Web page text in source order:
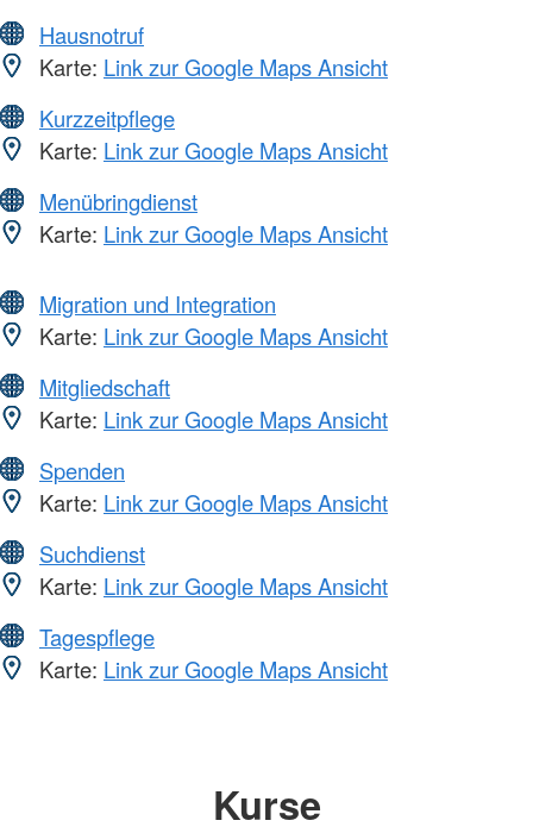
Hausnotruf
Karte: Link zur Google Maps Ansicht
Kurzzeitpflege
Karte: Link zur Google Maps Ansicht
Menübringdienst
Karte: Link zur Google Maps Ansicht
Migration und Integration
Karte: Link zur Google Maps Ansicht
Mitgliedschaft
Karte: Link zur Google Maps Ansicht
Spenden
Karte: Link zur Google Maps Ansicht
Suchdienst
Karte: Link zur Google Maps Ansicht
Tagespflege
Karte: Link zur Google Maps Ansicht
Kurse